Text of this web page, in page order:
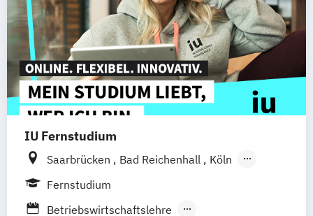
IU Fernstudium
Saarbrücken Bad Reichenhall
Köln
Rostock
Fernstudium
Betriebswirtschaftslehre